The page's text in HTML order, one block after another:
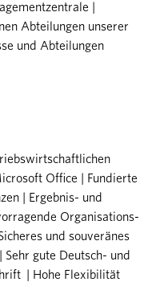
|
Abteilungen unserer
und Abteilungen
Office | Fundierte
| Ergebnis- und
Organisations-
und souveränes
gute Deutsch- und
| Hohe Flexibilität